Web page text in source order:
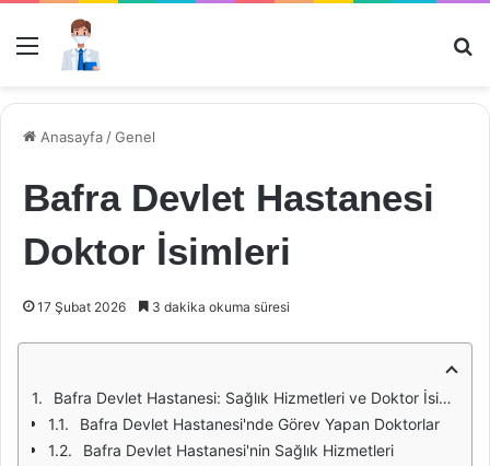
Menü
Anasayfa /Genel
Bafra Devlet Hastanesi
Doktor İsimleri
17 Şubat 2026 3 dakika okuma süresi
Bafra Devlet Hastanesi: Sağlık Hizmetleri ve Doktor İsimleri
Bafra Devlet Hastanesi'nde Görev Yapan Doktorlar
Bafra Devlet Hastanesi'nin Sağlık Hizmetleri